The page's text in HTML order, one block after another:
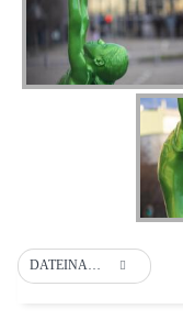
DATEINAME